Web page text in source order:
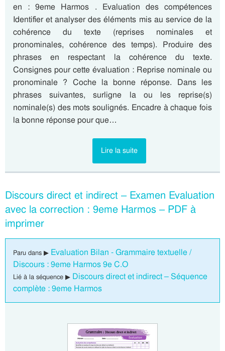
en : 9eme Harmos . Evaluation des compétences
Identifier et analyser des éléments mis au service de la
cohérence du texte (reprises nominales et
pronominales, cohérence des temps). Produire des
phrases en respectant la cohérence du texte.
Consignes pour cette évaluation : Reprise nominale ou
pronominale ? Coche la bonne réponse. Dans les
phrases suivantes, surligne la ou les reprise(s)
nominale(s) des mots soulignés. Encadre à chaque fois
la bonne réponse pour que…
Lire la suite
Discours direct et indirect – Examen Evaluation
avec la correction : 9eme Harmos – PDF à
imprimer
Paru dans ▶ Evaluation Bilan - Grammaire textuelle /
Discours : 9eme Harmos 9e C.O
Lié à la séquence ▶ Discours direct et indirect – Séquence
complète : 9eme Harmos